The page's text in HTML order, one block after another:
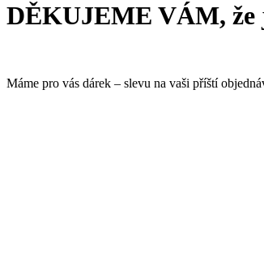
DĚKUJEME VÁM,
Máme pro vás dárek – slevu na vaši příští